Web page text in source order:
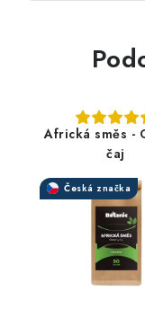
Africká směs -
čaj
Česká značka